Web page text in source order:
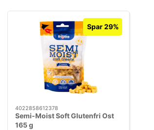
Spar 29%
4022858612378
Semi-Moist Soft Glutenfri Ost
165 g